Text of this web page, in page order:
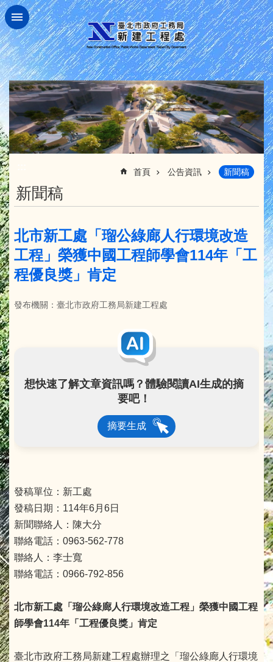
跳到主要內容區塊
首頁 公告資訊 新聞稿
新聞稿
北市新工處「瑠公綠廊人行環境改造
工程」榮獲中國工程師學會114年「工
程優良獎」肯定
發布機關：臺北市政府工務局新建工程處
想快速了解文章資訊嗎？體驗閱讀AI生成的摘
要吧！
摘要生成
發稿單位：新工處
發稿日期：114年6月6日
新聞聯絡人：陳大分
聯絡電話：0963-562-778
聯絡人：李士寬
聯絡電話：0966-792-856
北市新工處「瑠公綠廊人行環境改造工程」榮獲中國工程
師學會114年 「工程優良獎」 肯定
臺北市政府工務局新建工程處辦理之「瑠公綠廊人行環境